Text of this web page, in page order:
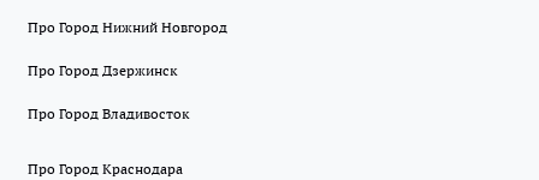
Про Город Нижний Новгород
Про Город Дзержинск
Про Город Владивосток
Про Город Краснодара